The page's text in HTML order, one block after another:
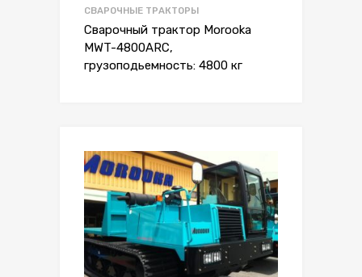
СВАРОЧНЫЕ ТРАКТОРЫ
Сварочный трактор Morooka
MWT-4800ARC,
грузоподьемность: 4800 кг